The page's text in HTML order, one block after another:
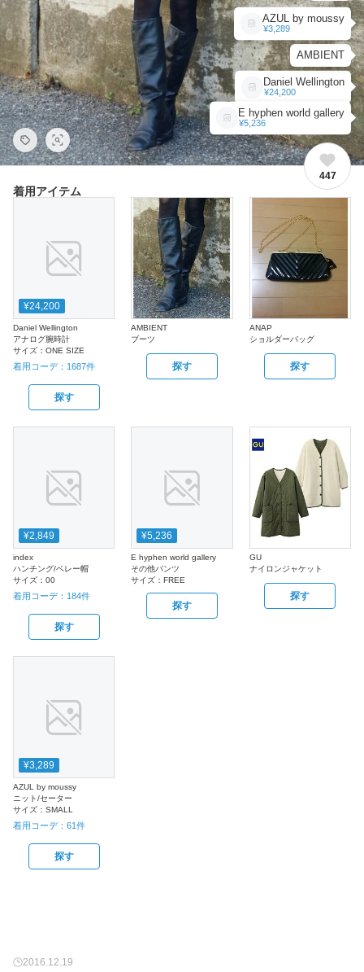
Daniel Wellington
¥24,200
AMBIENT
E hyphen world gallery
¥5,236
AZUL by moussy
¥3,289
447
着用アイテム
¥24,200
Daniel Wellington
アナログ腕時計
サイズ： ONE SIZE
着用コーデ： 1687件
探す
AMBIENT
ブーツ
探す
ANAP
ショルダーバッグ
探す
¥2,849
index
ハンチング/ベレー帽
サイズ： 00
着用コーデ： 184件
探す
¥5,236
E hyphen world gallery
その他パンツ
サイズ：FREE
探す
GU
ナイロンジャケット
探す
¥3,289
AZUL by moussy
ニット/セーター
サイズ： SMALL
着用コーデ： 61件
探す
2016.12.19